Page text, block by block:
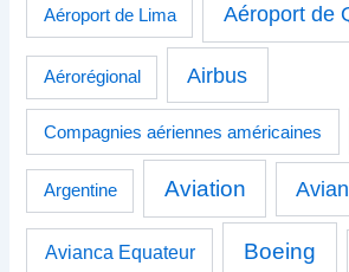
Aéroport de Lima Aéroport de
Aérorégional Airbus
Compagnies aériennes américaines
Argentine Aviation
Avianca Equateur Boeing